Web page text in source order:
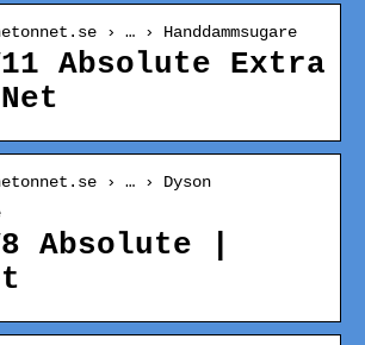
› … › Handdammsugare
Absolute Extra
› … › Dyson
Absolute |